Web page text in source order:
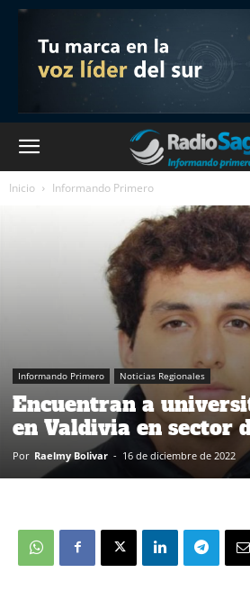
Inicio Informando Primero
Informando Primero Noticias Regionales
Encuentran a
en Valdivia en sector
Por Raelmy Bolivar - 16 de diciembre de 2022